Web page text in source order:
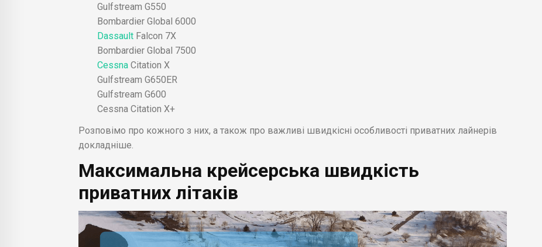
Gulfstream G550
Bombardier Global 6000
DassaultFalcon 7X
Bombardier Global 7500
CessnaCitation X
Gulfstream G650ER
Gulfstream G600
Cessna Citation X+
Розповімо про кожного з них, а також про важливі швидкісні особливості приватних лайнерів
докладніше.
Максимальна крейсерська швидкість
приватних літаків